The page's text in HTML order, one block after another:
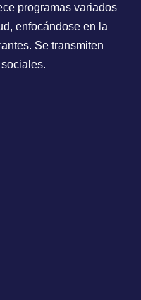
programas variados
enfocándose en la
Se transmiten